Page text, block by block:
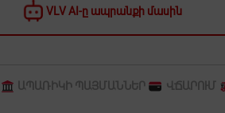
VLV AI-ը ապրանքի մասին
ԱՊԱՌԻԿԻ ՊԱՅՄԱՆՆԵՐ ՎՃԱՐՈՒՄ